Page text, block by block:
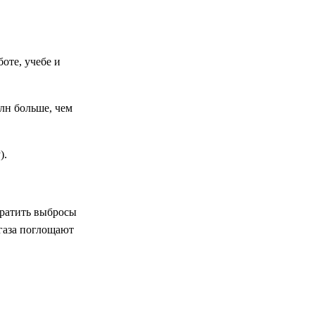
учебе и
больше, чем
выбросы
поглощают